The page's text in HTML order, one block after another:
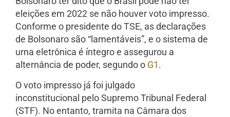
eleições em 2022 se não houver voto impresso.
Conforme o presidente do TSE, as declarações
de Bolsonaro são “lamentáveis”, e o sistema de
urna eletrônica é íntegro e assegurou a
alternância de poder, segundo o G1.
O voto impresso já foi julgado
inconstitucional pelo Supremo Tribunal Federal
(STF). No entanto, tramita na Câmara dos